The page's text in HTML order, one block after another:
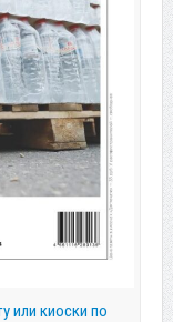
или киоски по